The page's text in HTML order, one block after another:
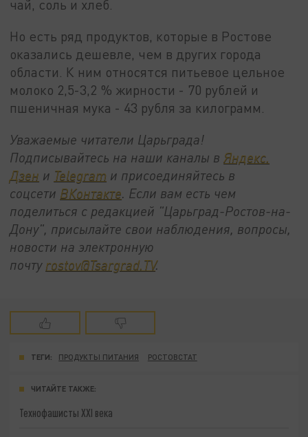
чай, соль и хлеб.
Но есть ряд продуктов, которые в Ростове
оказались дешевле, чем в других города
области. К ним относятся питьевое цельное
молоко 2,5-3,2 % жирности - 70 рублей и
пшеничная мука - 43 рубля за килограмм.
Уважаемые читатели Царьграда!
Подписывайтесь на наши каналы в Яндекс.
Дзен и Telegram и присоединяйтесь в
соцсети ВКонтакте. Если вам есть чем
поделиться с редакцией "Царьград-Ростов-на-
Дону", присылайте свои наблюдения, вопросы,
новости на электронную
почту rostov@Tsargrad.ТV.
ТЕГИ: ПРОДУКТЫ ПИТАНИЯ РОСТОВСТАТ
ЧИТАЙТЕ ТАКЖЕ:
Технофашисты XXI века